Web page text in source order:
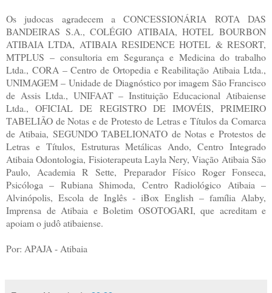
Os judocas agradecem a CONCESSIONÁRIA ROTA DAS
BANDEIRAS S.A., COLÉGIO ATIBAIA, HOTEL BOURBON
ATIBAIA LTDA, ATIBAIA RESIDENCE HOTEL & RESORT,
MTPLUS – consultoria em Segurança e Medicina do trabalho
Ltda., CORA – Centro de Ortopedia e Reabilitação Atibaia Ltda.,
UNIMAGEM – Unidade de Diagnóstico por imagem São Francisco
de Assis Ltda., UNIFAAT – Instituição Educacional Atibaiense
Ltda., OFICIAL DE REGISTRO DE IMOVÉIS, PRIMEIRO
TABELIÃO de Notas e de Protesto de Letras e Títulos da Comarca
de Atibaia, SEGUNDO TABELIONATO de Notas e Protestos de
Letras e Títulos, Estruturas Metálicas Ando, Centro Integrado
Atibaia Odontologia, Fisioterapeuta Layla Nery, Viação Atibaia São
Paulo, Academia R Sette, Preparador Físico Roger Fonseca,
Psicóloga – Rubiana Shimoda, Centro Radiológico Atibaia –
Alvinópolis, Escola de Inglês - iBox English – família Alaby,
Imprensa de Atibaia e Boletim OSOTOGARI, que acreditam e
apoiam o judô atibaiense.
Por: APAJA - Atibaia